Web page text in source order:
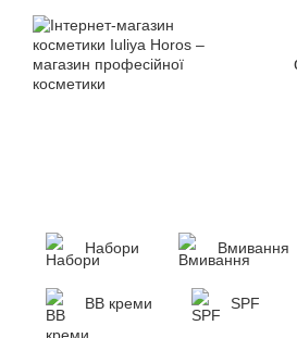
Перейти до основного контенту
Набори Вмивання
ВВ креми SPF